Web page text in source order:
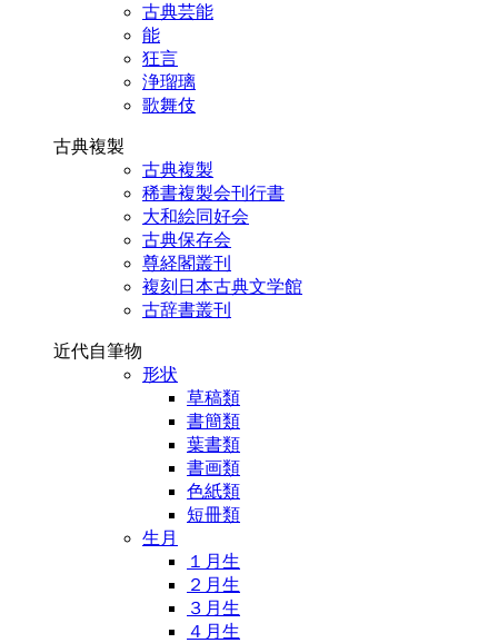
古典芸能
能
狂言
浄瑠璃
歌舞伎
古典複製
古典複製
稀書複製会刊行書
大和絵同好会
古典保存会
尊経閣叢刊
複刻日本古典文学館
古辞書叢刊
近代自筆物
形状
草稿類
書簡類
葉書類
書画類
色紙類
短冊類
生月
１月生
２月生
３月生
４月生